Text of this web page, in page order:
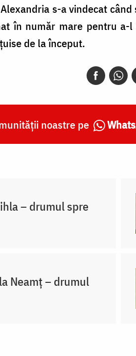
s-a vindecat
în număr mare pentru
de la început.
noastre pe
– drumul spre
Neamț – drumul